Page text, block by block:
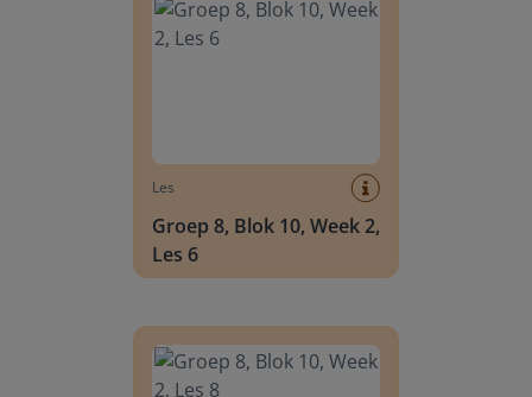
Les
Groep 8, Blok 10, Week 2,
Les 6